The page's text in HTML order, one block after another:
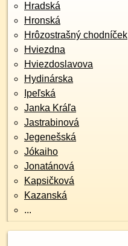
Hradská
Hronská
Hrôzostrašný chodníček
Hviezdna
Hviezdoslavova
Hydinárska
Ipeľská
Janka Kráľa
Jastrabinová
Jegenešská
Jókaiho
Jonatánová
Kapsičková
Kazanská
...